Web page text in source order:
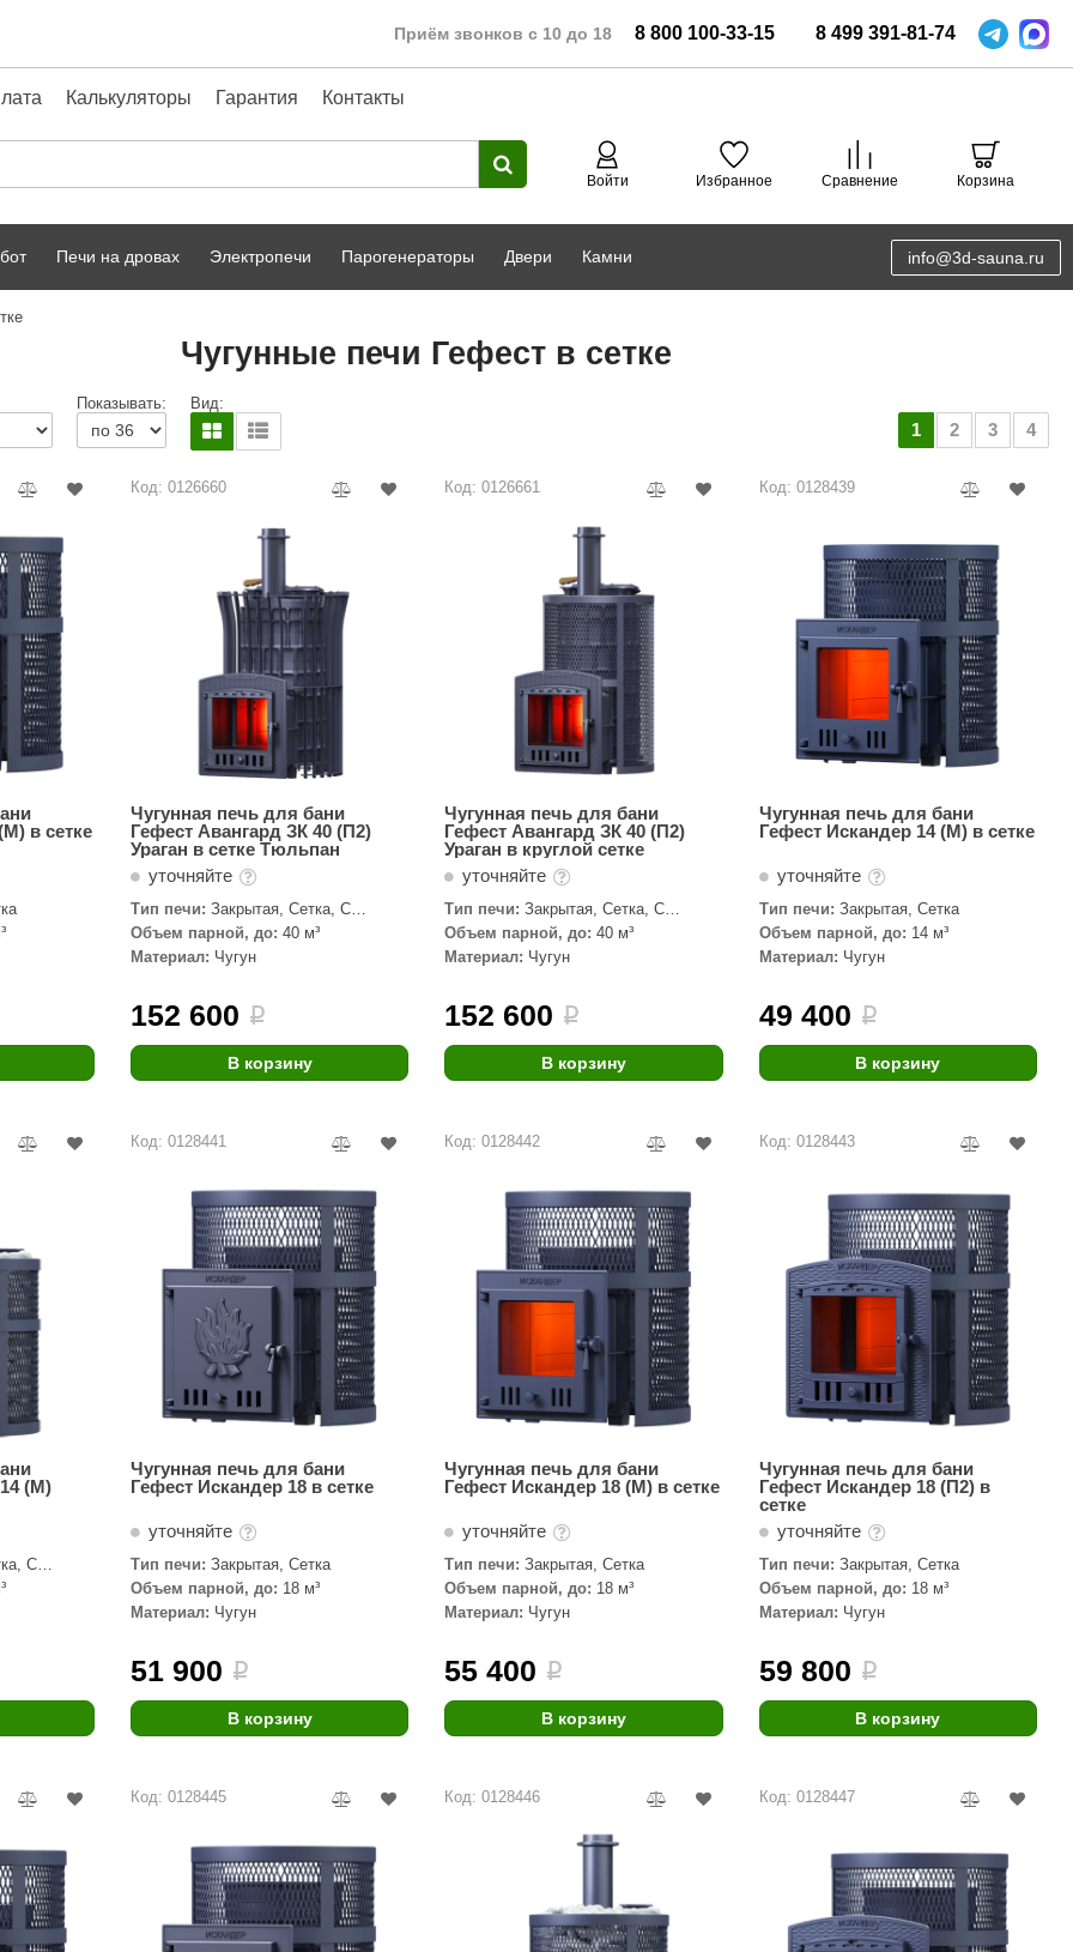
Приём звонков с 10 до 18 8 800 100-33-15 8 499 391-81-74
Калькуляторы Гарантия Контакты
Войти Избранное Сравнение Корзина
A-Panel Руспанель
Банные штучки
CeruttiSpa
Suokka
Карельские легенды
Rento Tylo
LANG’s
Baldus Kvimol
Ермак-Термо Тройка
Добросталь ИзиСтим
Торнадо Огненный камень
Аэровита УМТ
Костёр ЭНЕРГОРЕСУРС
Сабантуй Акма
Феникс
KOLO Aromawolke
Варвара
EDMUNDAS Nikkarien
Печи на дровах Электропечи Парогенераторы Двери Камни info@3d-sauna.ru
Чугунные печи Гефест в сетке
Показывать: Вид:
1 2 3 4
в сетке
Код: 0126660
Чугунная печь для бани
Гефест Авангард ЗК 40 (П2)
Ураган в сетке Тюльпан
уточняйте
Тип печи: Закрытая, Сетка, С
паровой пушкой
Объем парной, до: 40 м³
Материал: Чугун
152 600 i
В корзину
Код: 0126661
Чугунная печь для бани
Гефест Авангард ЗК 40 (П2)
Ураган в круглой сетке
уточняйте
Тип печи: Закрытая, Сетка, С
паровой пушкой
Объем парной, до: 40 м³
Материал: Чугун
152 600 i
В корзину
Код: 0128439
Чугунная печь для бани
Гефест Искандер 14 (М) в сетке
уточняйте
Тип печи: Закрытая, Сетка
Объем парной, до: 14 м³
Материал: Чугун
49 400 i
В корзину
(M)
С
Код: 0128441
Чугунная печь для бани
Гефест Искандер 18 в сетке
уточняйте
Тип печи: Закрытая, Сетка
Объем парной, до: 18 м³
Материал: Чугун
51 900 i
В корзину
Код: 0128442
Чугунная печь для бани
Гефест Искандер 18 (М) в сетке
уточняйте
Тип печи: Закрытая, Сетка
Объем парной, до: 18 м³
Материал: Чугун
55 400 i
В корзину
Код: 0128443
Чугунная печь для бани
Гефест Искандер 18 (П2) в
сетке
уточняйте
Тип печи: Закрытая, Сетка
Объем парной, до: 18 м³
Материал: Чугун
59 800 i
В корзину
Код: 0128445 Код: 0128446 Код: 0128447